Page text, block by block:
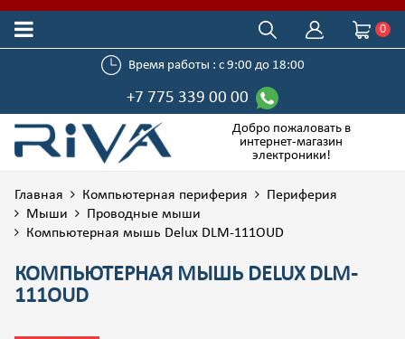
0
Время работы : с 9:00 до 18:00
+7 775 339 00 00
Добро пожаловать в
интернет-магазин
электроники!
Главная Компьютерная периферия
Периферия
Мыши
Проводные мыши
Компьютерная мышь Delux DLM-111OUD
КОМПЬЮТЕРНАЯ МЫШЬ DELUX DLM-
111OUD